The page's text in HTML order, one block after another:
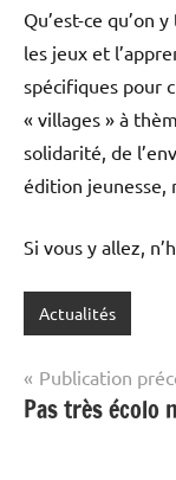
Qu’est-ce qu’on
les jeux et
spécifiques pour
« villages » à
solidarité, de
édition jeunesse,
Si vous y allez,
Actualités
Navigation
de
Publication
Pas très écolo